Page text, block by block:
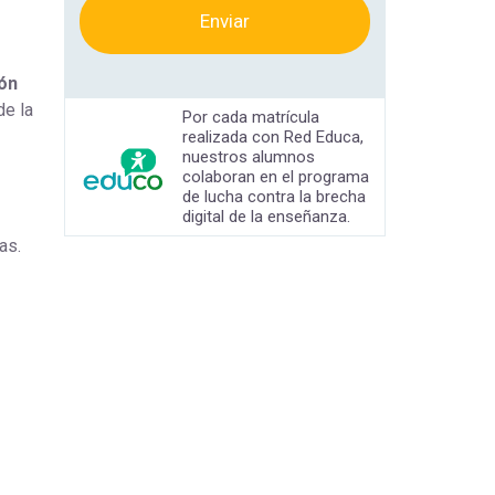
la
Enviar
Por cada matrícula
realizada con Red Educa,
nuestros alumnos
colaboran en el programa
de lucha contra la brecha
digital de la enseñanza.